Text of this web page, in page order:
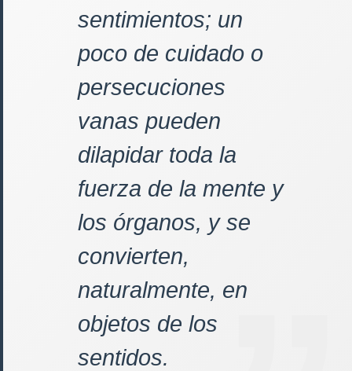
sentimientos; un
poco de cuidado o
persecuciones
vanas pueden
dilapidar toda la
fuerza de la mente y
los órganos, y se
convierten,
naturalmente, en
objetos de los
sentidos.